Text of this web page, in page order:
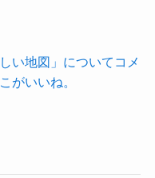
い地図」についてコメ
がいいね。